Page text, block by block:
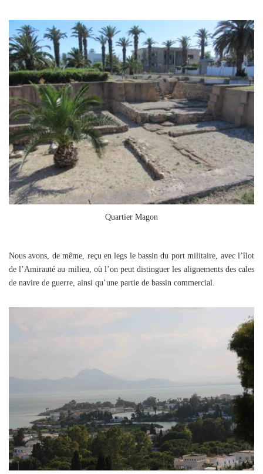
Quartier Magon
Nous avons, de même, reçu en legs le bassin du port militaire, avec l’îlot
de l’Amirauté au milieu, où l’on peut distinguer les alignements des cales
de navire de guerre, ainsi qu’une partie de bassin commercial.